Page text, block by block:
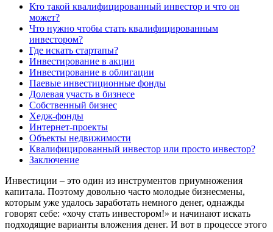
Кто такой квалифицированный инвестор и что он
может?
Что нужно чтобы стать квалифицированным
инвестором?
Где искать стартапы?
Инвестирование в акции
Инвестирование в облигации
Паевые инвестиционные фонды
Долевая участь в бизнесе
Собственный бизнес
Хедж-фонды
Интернет-проекты
Объекты недвижимости
Квалифицированный инвестор или просто инвестор?
Заключение
Инвестиции – это один из инструментов приумножения
капитала. Поэтому довольно часто молодые бизнесмены,
которым уже удалось заработать немного денег, однажды
говорят себе: «хочу стать инвестором!» и начинают искать
подходящие варианты вложения денег. И вот в процессе этого